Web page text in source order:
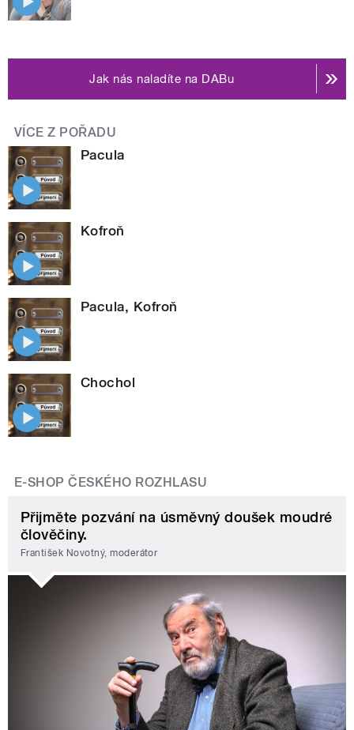
Jak nás naladíte na DABu
VÍCE Z POŘADU
Pacula
Kofroň
Pacula, Kofroň
Chochol
E-SHOP ČESKÉHO ROZHLASU
Přijměte pozvání na úsměvný doušek moudré
člověčiny.
František Novotný, moderátor